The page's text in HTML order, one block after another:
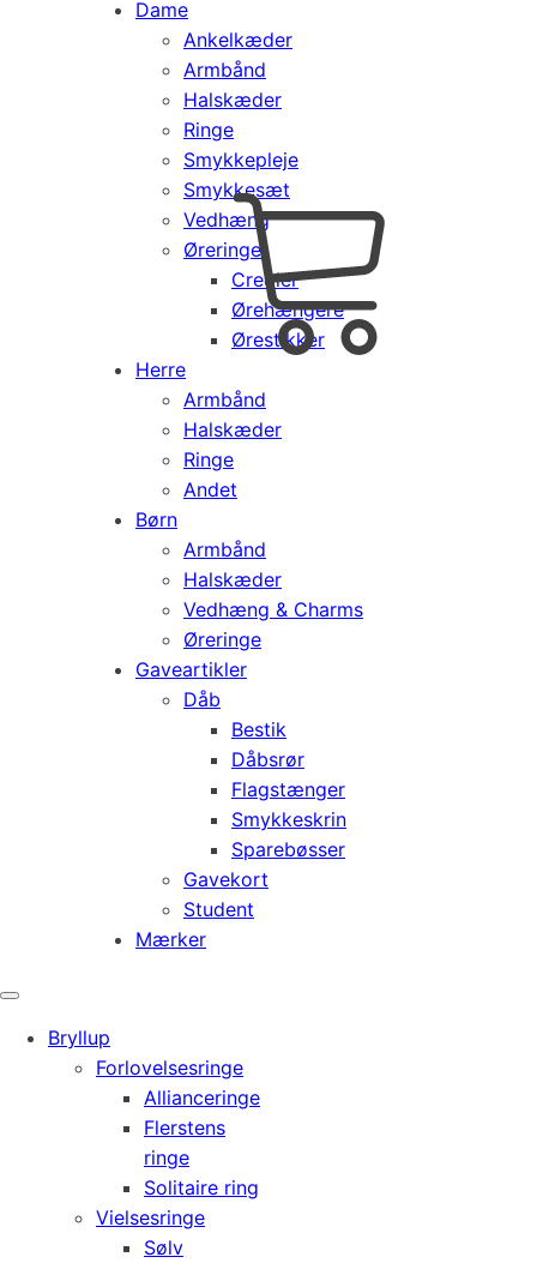
Dame
Ankelkæder
Armbånd
Halskæder
Ringe
Smykkepleje
Smykkesæt
Vedhæng
Øreringe
Creoler
Ørehængere
Ørestikker
Herre
Armbånd
Halskæder
Ringe
Andet
Børn
Armbånd
Halskæder
Vedhæng & Charms
Øreringe
Gaveartikler
Dåb
Bestik
Dåbsrør
Flagstænger
Smykkeskrin
Sparebøsser
Gavekort
Student
Mærker
Products
Bryllup
Forlovelsesringe
Allianceringe
Flerstens
ringe
Solitaire ring
Vielsesringe
Sølv